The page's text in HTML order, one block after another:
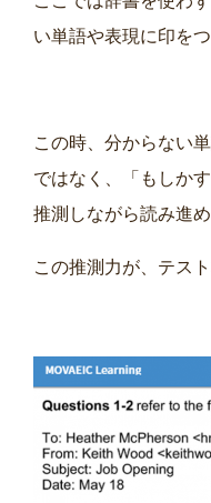
い単語や表現に印を
この時、分からない
ではなく、「もしか
推測しながら読み進
この推測力が、テス